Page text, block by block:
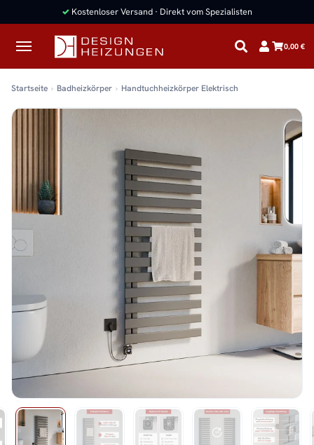
✓ Kostenloser Versand · Direkt vom Spezialisten
0,00 €
Startseite Badheizkörper Handtuchheizkörper Elektrisch